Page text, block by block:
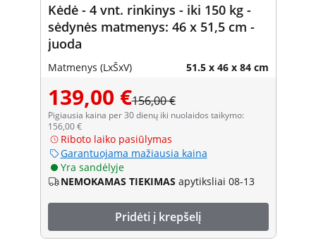
Kėdė - 4 vnt. rinkinys - iki 150 kg -
sėdynės matmenys: 46 x 51,5 cm -
juoda
Matmenys (LxŠxV) 51.5 x 46 x 84 cm
139,00 €156,00 €
Pigiausia kaina per 30 dienų iki nuolaidos taikymo:
156,00 €
Riboto laiko pasiūlymas
Garantuojama mažiausia kaina
Yra sandėlyje
NEMOKAMAS TIEKIMAS apytiksliai 08-13
Pridėti į krepšelį